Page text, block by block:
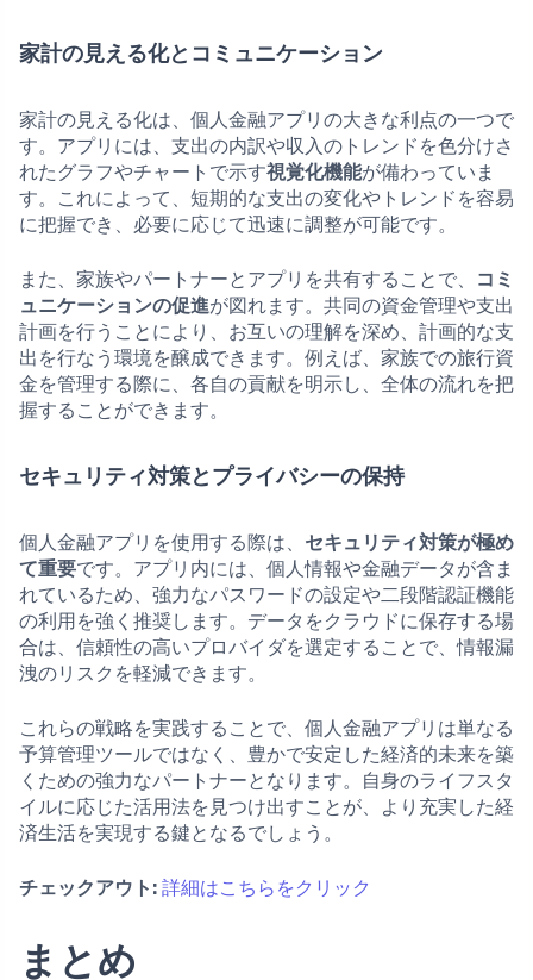
家計の見える化とコミュニケーション
家計の見える化は、個人金融アプリの大きな利点の一つで
す。アプリには、支出の内訳や収入のトレンドを色分けさ
れたグラフやチャートで示す視覚化機能が備わっていま
す。これによって、短期的な支出の変化やトレンドを容易
に把握でき、必要に応じて迅速に調整が可能です。
また、家族やパートナーとアプリを共有することで、
コミ
ュニケーションの促進が図れます。共同の資金管理や支出
計画を行うことにより、お互いの理解を深め、計画的な支
出を行なう環境を醸成できます。例えば、家族での旅行資
金を管理する際に、各自の貢献を明示し、全体の流れを把
握することができます。
セキュリティ対策とプライバシーの保持
個人金融アプリを使用する際は、 セキュリティ対策が極め
て重要です。アプリ内には、個人情報や金融データが含ま
れているため、強力なパスワードの設定や二段階認証機能
の利用を強く推奨します。データをクラウドに保存する場
合は、信頼性の高いプロバイダを選定することで、情報漏
洩のリスクを軽減できます。
これらの戦略を実践することで、個人金融アプリは単なる
予算管理ツールではなく、豊かで安定した経済的未来を築
くための強力なパートナーとなります。自身のライフスタ
イルに応じた活用法を見つけ出すことが、より充実した経
済生活を実現する鍵となるでしょう。
チェックアウト: 詳細はこちらをクリック
まとめ